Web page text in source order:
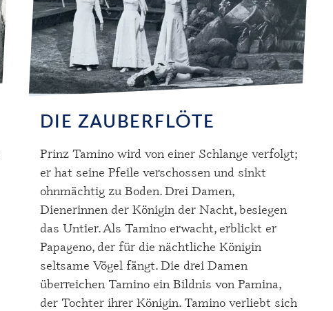
DIE ZAUBERFLÖTE
Prinz Tamino wird von einer Schlange verfolgt;
er hat seine Pfeile verschossen und sinkt
ohnmächtig zu Boden. Drei Damen,
Dienerinnen der Königin der Nacht, besiegen
das Untier. Als Tamino erwacht, erblickt er
Papageno, der für die nächtliche Königin
seltsame Vögel fängt. Die drei Damen
überreichen Tamino ein Bildnis von Pamina,
der Tochter ihrer Königin. Tamino verliebt sich